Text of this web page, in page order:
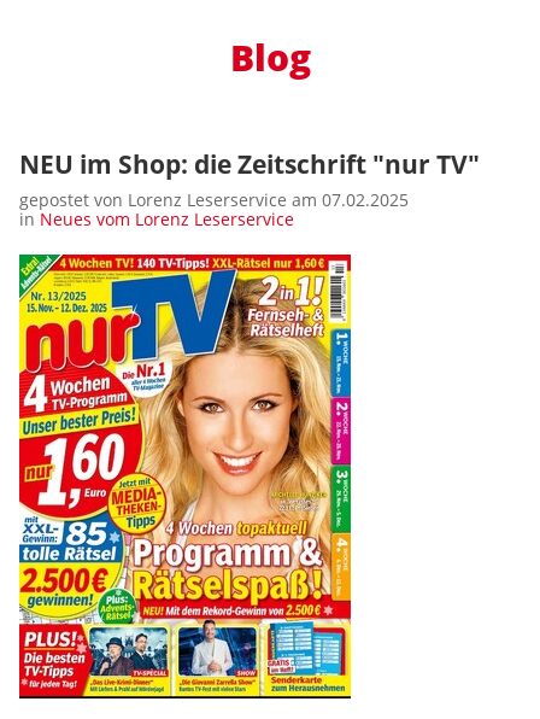
Blog
NEU im Shop: die Zeitschrift "nur TV"
gepostet von Lorenz Leserservice am 07.02.2025
in Neues vom Lorenz Leserservice